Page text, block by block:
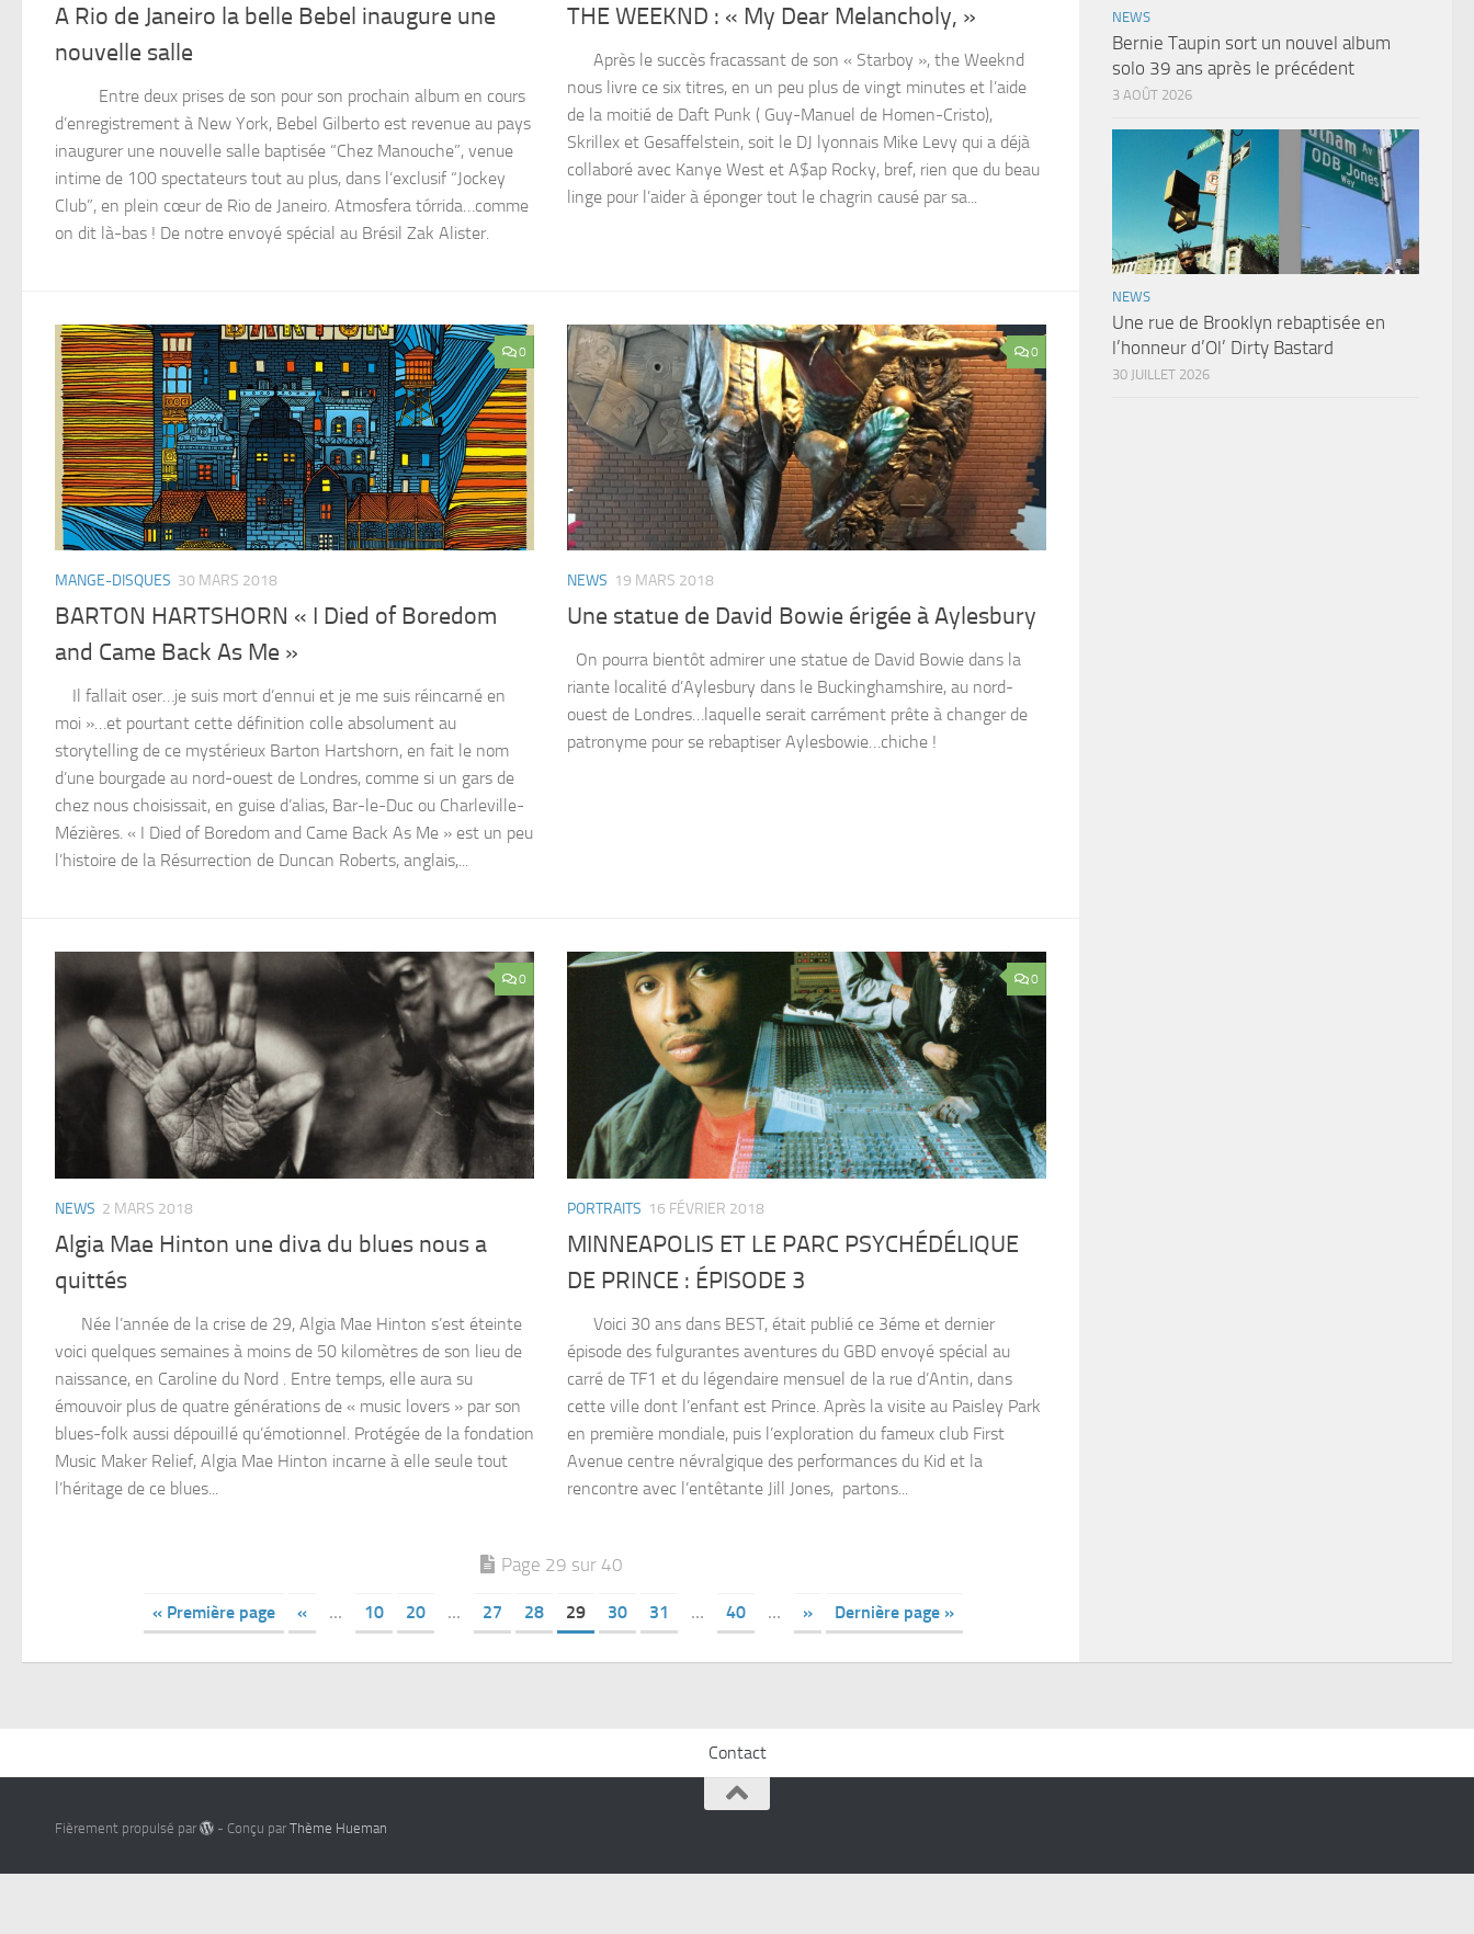
A Rio de Janeiro la belle Bebel inaugure une
nouvelle salle
Entre deux prises de son pour son prochain album en cours
d’enregistrement à New York, Bebel Gilberto est revenue au pays
inaugurer une nouvelle salle baptisée “Chez Manouche”, venue
intime de 100 spectateurs tout au plus, dans l’exclusif “Jockey
Club”, en plein cœur de Rio de Janeiro. Atmosfera tórrida…comme
on dit là-bas ! De notre envoyé spécial au Brésil Zak Alister.
THE WEEKND : « My Dear Melancholy, »
Après le succès fracassant de son « Starboy », the Weeknd
nous livre ce six titres, en un peu plus de vingt minutes et l’aide
de la moitié de Daft Punk ( Guy-Manuel de Homen-Cristo),
Skrillex et Gesaffelstein, soit le DJ lyonnais Mike Levy qui a déjà
collaboré avec Kanye West et A$ap Rocky, bref, rien que du beau
linge pour l’aider à éponger tout le chagrin causé par sa...
0
MANGE-DISQUES 30 MARS 2018
BARTON HARTSHORN « I Died of Boredom
and Came Back As Me »
Il fallait oser…je suis mort d’ennui et je me suis réincarné en
moi »…et pourtant cette définition colle absolument au
storytelling de ce mystérieux Barton Hartshorn, en fait le nom
d’une bourgade au nord-ouest de Londres, comme si un gars de
chez nous choisissait, en guise d’alias, Bar-le-Duc ou Charleville-
Mézières. « I Died of Boredom and Came Back As Me » est un peu
l’histoire de la Résurrection de Duncan Roberts, anglais,...
0
NEWS 19 MARS 2018
Une statue de David Bowie érigée à Aylesbury
On pourra bientôt admirer une statue de David Bowie dans la
riante localité d’Aylesbury dans le Buckinghamshire, au nord-
ouest de Londres…laquelle serait carrément prête à changer de
patronyme pour se rebaptiser Aylesbowie…chiche !
0
NEWS 2 MARS 2018
Algia Mae Hinton une diva du blues nous a
quittés
Née l’année de la crise de 29, Algia Mae Hinton s’est éteinte
voici quelques semaines à moins de 50 kilomètres de son lieu de
naissance, en Caroline du Nord . Entre temps, elle aura su
émouvoir plus de quatre générations de « music lovers » par son
blues-folk aussi dépouillé qu’émotionnel. Protégée de la fondation
Music Maker Relief, Algia Mae Hinton incarne à elle seule tout
l’héritage de ce blues...
0
PORTRAITS 16 FÉVRIER 2018
MINNEAPOLIS ET LE PARC PSYCHÉDÉLIQUE
DE PRINCE : ÉPISODE 3
Voici 30 ans dans BEST, était publié ce 3éme et dernier
épisode des fulgurantes aventures du GBD envoyé spécial au
carré de TF1 et du légendaire mensuel de la rue d’Antin, dans
cette ville dont l’enfant est Prince. Après la visite au Paisley Park
en première mondiale, puis l’exploration du fameux club First
Avenue centre névralgique des performances du Kid et la
rencontre avec l’entêtante Jill Jones, partons...
Page 29 sur 40
« Première page « … 10 20 … 27 28 29 30 31 … 40 … » Dernière page »
NEWS
Bernie Taupin sort un nouvel album
solo 39 ans après le précédent
3 AOÛT 2026
NEWS
Une rue de Brooklyn rebaptisée en
l’honneur d’Ol’ Dirty Bastard
30 JUILLET 2026
Contact
Fièrement propulsé par - Conçu parThème Hueman